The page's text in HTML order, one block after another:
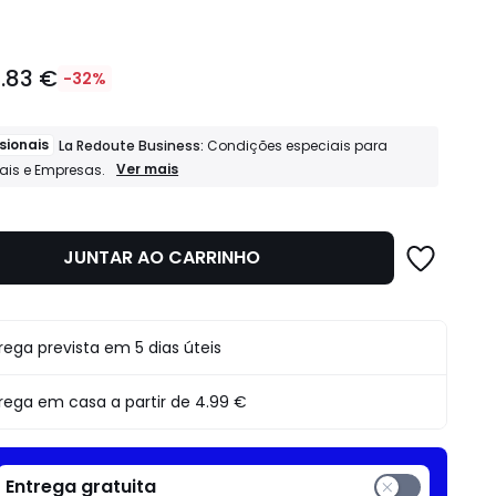
€ -32%
La Redoute Business:Condições especiais para
e Empresas.
Profissionais
especiais
para
Empresas.
Ver mais
JUNTAR AO CARRINHO
prevista em 5 dias úteis
em casa a partir de 4.99 €
Entrega gratuita